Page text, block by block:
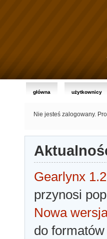
główna użytkownicy
Nie jesteś zalogowany.
Gearlynx
przynosi
Nowa
do